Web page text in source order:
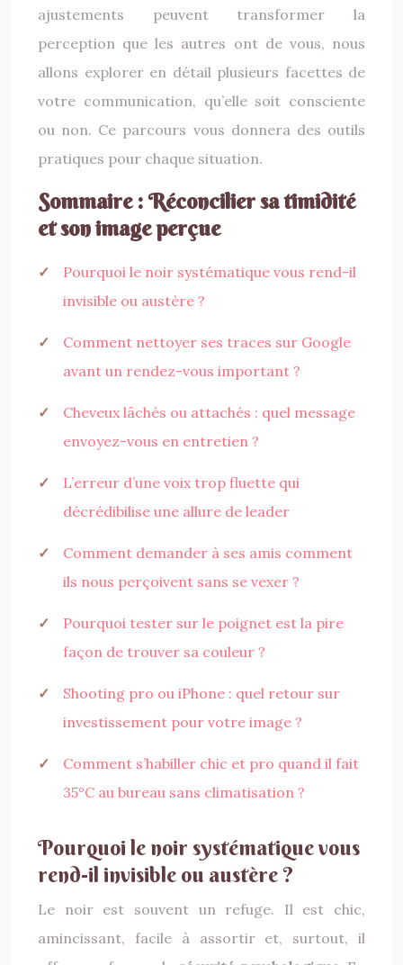
ajustements peuvent transformer la
perception que les autres ont de vous, nous
allons explorer en détail plusieurs facettes de
votre communication, qu’elle soit consciente
ou non. Ce parcours vous donnera des outils
pratiques pour chaque situation.
Sommaire : Réconcilier sa timidité
et son image perçue
Pourquoi le noir systématique vous rend-il
invisible ou austère ?
Comment nettoyer ses traces sur Google
avant un rendez-vous important ?
Cheveux lâchés ou attachés : quel message
envoyez-vous en entretien ?
L’erreur d’une voix trop fluette qui
décrédibilise une allure de leader
Comment demander à ses amis comment
ils nous perçoivent sans se vexer ?
Pourquoi tester sur le poignet est la pire
façon de trouver sa couleur ?
Shooting pro ou iPhone : quel retour sur
investissement pour votre image ?
Comment s’habiller chic et pro quand il fait
35°C au bureau sans climatisation ?
Pourquoi le noir systématique vous
rend-il invisible ou austère ?
Le noir est souvent un refuge. Il est chic,
amincissant, facile à assortir et, surtout, il